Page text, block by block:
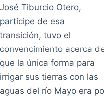
José Tiburcio Otero,
partícipe de esa
transición, tuvo el
convencimiento acerca de
que la única forma para
irrigar sus tierras con las
aguas del río Mayo era